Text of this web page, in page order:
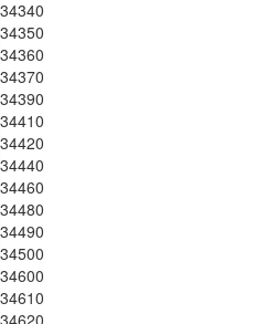
34340
34350
34360
34370
34390
34410
34420
34440
34460
34480
34490
34500
34600
34610
34620